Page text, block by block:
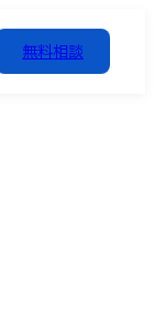
無料相談